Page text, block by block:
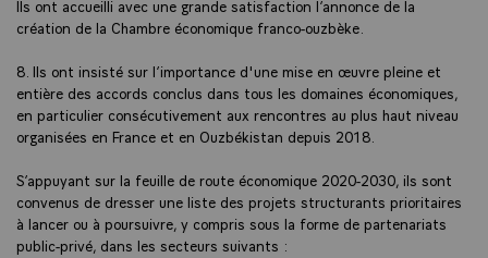
Ils ont accueilli avec une grande satisfaction l’annonce de la
création de la Chambre économique franco-ouzbèke.
8. Ils ont insisté sur l’importance d'une mise en œuvre pleine et
entière des accords conclus dans tous les domaines économiques,
en particulier consécutivement aux rencontres au plus haut niveau
organisées en France et en Ouzbékistan depuis 2018.
S’appuyant sur la feuille de route économique 2020-2030, ils sont
convenus de dresser une liste des projets structurants prioritaires
à lancer ou à poursuivre, y compris sous la forme de partenariats
public-privé, dans les secteurs suivants :